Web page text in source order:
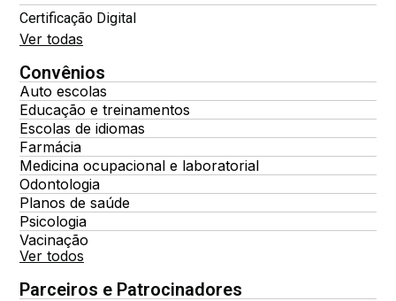
Certificação Digital
Ver todas
Convênios
Auto escolas
Educação e treinamentos
Escolas de idiomas
Farmácia
Medicina ocupacional e laboratorial
Odontologia
Planos de saúde
Psicologia
Vacinação
Ver todos
Parceiros e Patrocinadores